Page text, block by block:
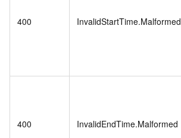
400 InvalidStartTime.Malformed
400 InvalidEndTime.Malformed